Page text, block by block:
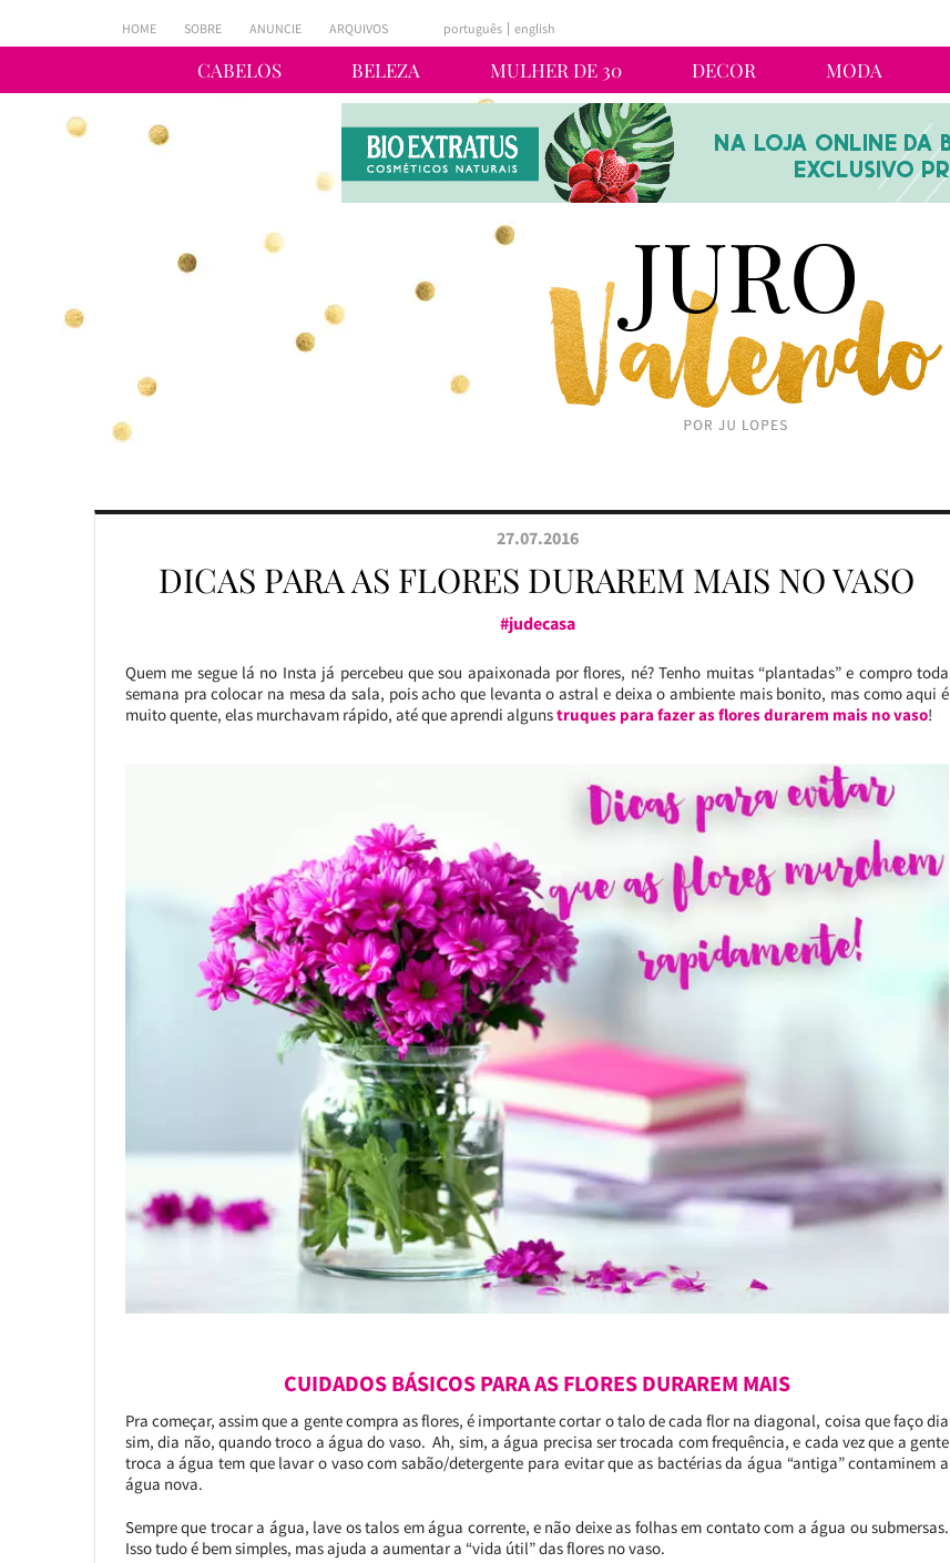
CABELOS BELEZA MULHER DE 30 DECOR MODA
HOME SOBRE ANUNCIE ARQUIVOS português english
27.07.2016
DICAS PARA AS FLORES DURAREM MAIS NO VASO
#judecasa
Quem me segue lá no Insta já percebeu que sou apaixonada por flores, né? Tenho muitas “plantadas” e compro toda
semana pra colocar na mesa da sala, pois acho que levanta o astral e deixa o ambiente mais bonito, mas como aqui é
muito quente, elas murchavam rápido, até que aprendi algunstruques para fazer as flores durarem mais no vaso!
CUIDADOS BÁSICOS PARA AS FLORES DURAREM MAIS
Pra começar, assim que a gente compra as flores, é importante cortar o talo de cada flor na diagonal, coisa que faço dia
sim, dia não, quando troco a água do vaso. Ah, sim, a água precisa ser trocada com frequência, e cada vez que a gente
troca a água tem que lavar o vaso com sabão/detergente para evitar que as bactérias da água “antiga” contaminem a
água nova.
Sempre que trocar a água, lave os talos em água corrente, e não deixe as folhas em contato com a água ou submersas.
Isso tudo é bem simples, mas ajuda a aumentar a “vida útil” das flores no vaso.